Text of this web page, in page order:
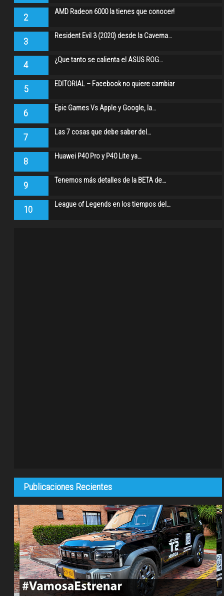
2 AMD Radeon 6000 la tienes que conocer!
3 Resident Evil 3 (2020) desde la Caverna…
4 ¿Que tanto se calienta el ASUS ROG…
5 EDITORIAL – Facebook no quiere cambiar
6 Epic Games Vs Apple y Google, la…
7 Las 7 cosas que debe saber del…
8 Huawei P40 Pro y P40 Lite ya…
9 Tenemos más detalles de la BETA de…
10 League of Legends en los tiempos del…
Publicaciones Recientes